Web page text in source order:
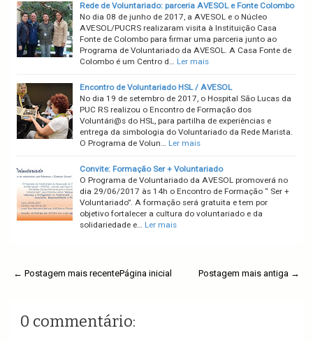
Rede de Voluntariado: parceria AVESOL e Fonte Colombo
No dia 08 de junho de 2017, a AVESOL e o Núcleo
AVESOL/PUCRS realizaram visita à Instituição Casa
Fonte de Colombo para firmar uma parceria junto ao
Programa de Voluntariado da AVESOL. A Casa Fonte de
Colombo é um Centro d… Ler mais
Encontro de Voluntariado HSL / AVESOL
No dia 19 de setembro de 2017, o Hospital São Lucas da
PUC RS realizou o Encontro de Formação dos
Voluntári@s do HSL, para partilha de experiências e
entrega da simbologia do Voluntariado da Rede Marista.
O Programa de Volun… Ler mais
Convite: Formação Ser + Voluntariado
O Programa de Voluntariado da AVESOL promoverá no
dia 29/06/2017 às 14h o Encontro de Formação “ Ser +
Voluntariado”. A formação será gratuita e tem por
objetivo fortalecer a cultura do voluntariado e da
solidariedade e… Ler mais
← Postagem mais recente Postagem mais antiga →
Página inicial
0 commentário: